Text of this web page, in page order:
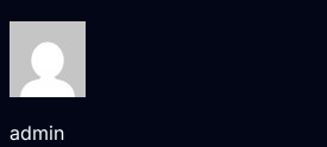
admin